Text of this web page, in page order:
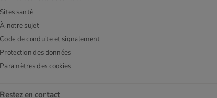
Sites santé
À notre sujet
Code de conduite et signalement
Protection des données
Paramètres des cookies
Restez en contact